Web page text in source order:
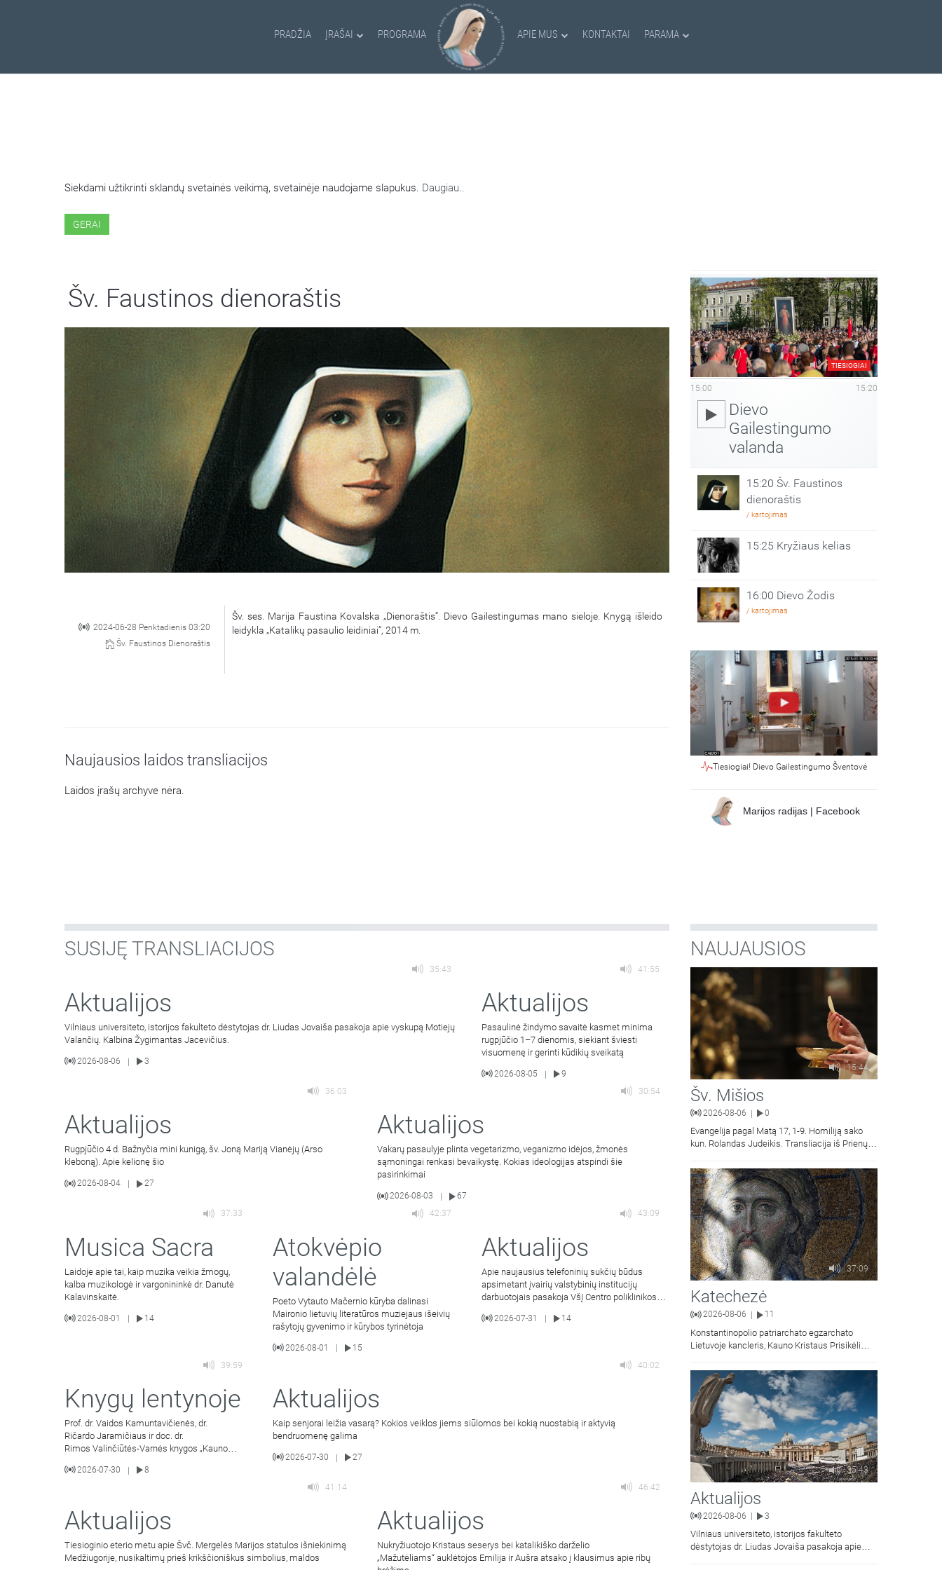
PRADŽIA ĮRAŠAI PROGRAMA APIE MUS KONTAKTAI PARAMA
Siekdami užtikrinti sklandų svetainės veikimą, svetainėje naudojame slapukus. Daugiau..
GERAI
Šv. Faustinos dienoraštis
2024-06-28 Penktadienis 03:20
Šv. Faustinos Dienoraštis
Šv. ses. Marija Faustina Kovalska „Dienoraštis“. Dievo Gailestingumas mano sieloje. Knygą išleido
leidykla „Katalikų pasaulio leidiniai“, 2014 m.
Naujausios laidos transliacijos
Laidos įrašų archyve nėra.
TIESIOGIAI
15:00 15:20
Dievo
Gailestingumo
valanda
15:20 Šv. Faustinos
dienoraštis
/ kartojimas
15:25 Kryžiaus kelias
16:00 Dievo Žodis
/ kartojimas
Tiesiogiai! Dievo Gailestingumo Šventovė
Marijos radijas | Facebook
SUSIJĘ TRANSLIACIJOS
35:43
Aktualijos
Vilniaus universiteto, istorijos fakulteto dėstytojas dr. Liudas Jovaiša pasakoja apie vyskupą Motiejų
Valančių. Kalbina Žygimantas Jacevičius.
2026-08-06 | 3
41:55
Aktualijos
Pasaulinė žindymo savaitė kasmet minima
rugpjūčio 1–7 dienomis, siekiant šviesti
visuomenę ir gerinti kūdikių sveikatą
2026-08-05 |
9
36:03
Aktualijos
Rugpjūčio 4 d. Bažnyčia mini kunigą, šv. Joną Mariją Vianėjų (Arso
kleboną). Apie kelionę šio
2026-08-04 27
30:54
Aktualijos
Vakarų pasaulyje plinta vegetarizmo, veganizmo idėjos, žmonės
sąmoningai renkasi bevaikystę. Kokias ideologijas atspindi šie
pasirinkimai
2026-08-03
67
37:33
Musica Sacra
Laidoje apie tai, kaip muzika veikia žmogų,
kalba muzikologė ir vargonininkė dr. Danutė
Kalavinskaitė.
2026-08-01 14
42:37
Atokvėpio
valandėlė
Poeto Vytauto Mačernio kūryba dalinasi
Maironio lietuvių literatūros muziejaus išeivių
rašytojų gyvenimo ir kūrybos tyrinėtoja
2026-08-01 15
43:09
Aktualijos
Apie naujausius telefoninių sukčių būdus
apsimetant įvairių valstybinių institucijų
darbuotojais pasakoja VšĮ Centro poliklinikos
2026-07-31 14
39:59
Knygų lentynoje
Prof. dr. Vaidos Kamuntavičienės, dr.
Ričardo Jaramičiaus ir doc. dr.
Rimos Valinčiūtės-Varnės knygos „Kauno
sutiktuvės.
2026-07-30 | 8
40:02
Aktualijos
Kaip senjorai leižia vasarą? Kokios veiklos jiems siūlomos bei kokią nuostabią ir aktyvią
bendruomenę galima
2026-07-30 | 27
41:14
Aktualijos
Tiesioginio eterio metu apie Švč. Mergelės Marijos statulos išniekinimą
Medžiugorije, nusikaltimų prieš krikščioniškus simbolius, maldos
46:42
Aktualijos
Nukryžiuotojo Kristaus seserys bei katalikiško darželio
„Mažutėliams“ auklėtojos Emilija ir Aušra atsako į klausimus apie ribų
NAUJAUSIOS
15:44
Šv. Mišios
2026-08-06 | 0
Evangelija pagal Matą 17, 1-9. Homiliją sako
kun. Rolandas Judeikis. Transliacija iš Prienų
37:09
Katechezė
2026-08-06 11
Konstantinopolio patriarchato egzarchato
Lietuvoje kancleris, Kauno Kristaus Prisikėlimo
kunigas Vitalijus Mockus pasakoja apie
Kristaus Atsimainymo šventę.
35:43
Aktualijos
2026-08-06 3
Vilniaus universiteto, istorijos fakulteto
dėstytojas dr. Liudas Jovaiša pasakoja apie